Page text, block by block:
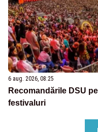
6 aug. 2026, 08:25
Recomandările DSU
festivaluri